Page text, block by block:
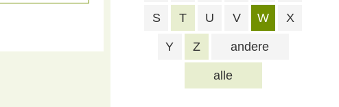
alle
S T U V W X
Y Z andere